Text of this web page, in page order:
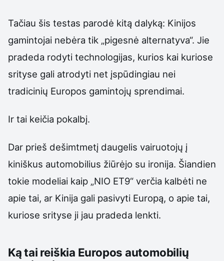
Tačiau šis testas parodė kitą dalyką: Kinijos
gamintojai nebėra tik „pigesnė alternatyva“. Jie
pradeda rodyti technologijas, kurios kai kuriose
srityse gali atrodyti net įspūdingiau nei
tradicinių Europos gamintojų sprendimai.
Ir tai keičia pokalbį.
Dar prieš dešimtmetį daugelis vairuotojų į
kiniškus automobilius žiūrėjo su ironija. Šiandien
tokie modeliai kaip „NIO ET9“ verčia kalbėti ne
apie tai, ar Kinija gali pasivyti Europą, o apie tai,
kuriose srityse ji jau pradeda lenkti.
Ką tai reiškia Europos automobilių